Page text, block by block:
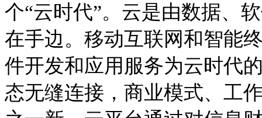
个“云时代”。云是由数据、
在手边。移动互联网和智能
件开发和应用服务为云时代
态无缝连接，商业模式、工